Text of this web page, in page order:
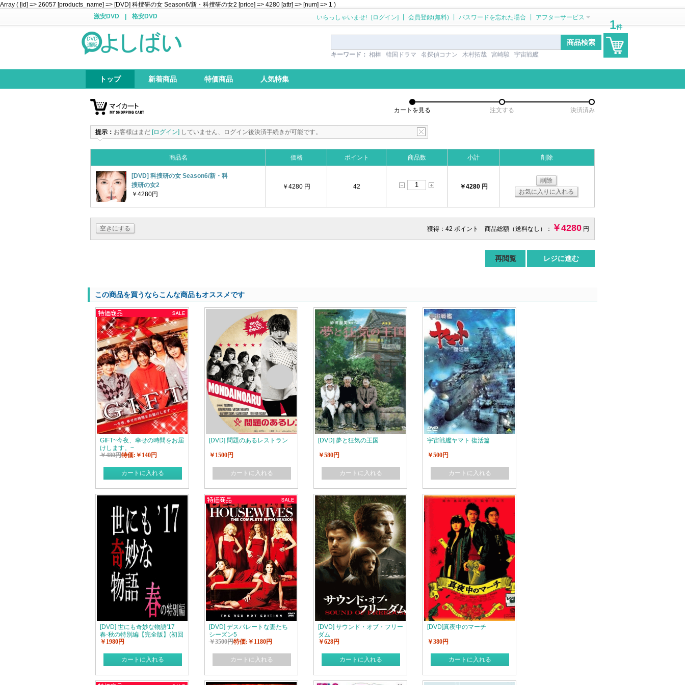
Array ( [id] => 26057 [products_name] => [DVD] 科捜研の女 Season6/新・科捜研の女2 [price] => 4280 [attr] => [num] => 1 )
激安DVD
格安DVD いらっしゃいませ! [ログイン] 会員登録(無料) パスワードを忘れた場合 アフターサービス
キーワード： 相棒 韓国ドラマ 名探偵コナン 木村拓哉 宮崎駿 宇宙戦艦
トップ 新着商品 特価商品 人気特集
1件
カートを見る 注文する 決済済み
提示： お客様はまだ [ログイン] していません、ログイン後決済手続きが可能です。
商品名 価格 ポイント 商品数 小計 削除
[DVD] 科捜研の女 Season6/新・科
捜研の女2
￥4280円
￥4280 円 42 ￥4280 円
削除
お気に入りに入れる
空きにする 獲得：42 ポイント 商品総額（送料なし）： ￥4280 円
再閲覧 レジに進む
この商品を買うならこんな商品もオススメです
GIFT~今夜、幸せの時間をお届
けします。~
￥480円特価:￥140円
カートに入れる
[DVD] 問題のあるレストラン
￥1500円
カートに入れる
[DVD] 夢と狂気の王国
￥580円
カートに入れる
宇宙戦艦ヤマト 復活篇
￥500円
カートに入れる
[DVD] 世にも奇妙な物語'17
春-秋の特別編【完全版】(初回
生産限定版)
￥1980円
カートに入れる
[DVD] デスパレートな妻たち
シーズン5
￥3500円特価:￥1180円
カートに入れる
[DVD] サウンド・オブ・フリー
ダム
￥628円
カートに入れる
[DVD]真夜中のマーチ
￥380円
カートに入れる